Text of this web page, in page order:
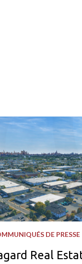
le Fonds Sagard IA
transaction de
Real Estate et La
DE PRESSE
Real